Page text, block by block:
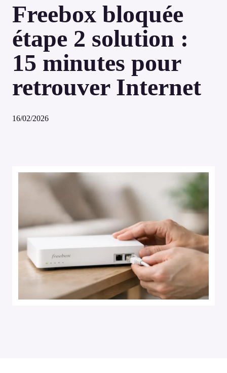
Freebox bloquée
étape 2 solution :
15 minutes pour
retrouver Internet
16/02/2026